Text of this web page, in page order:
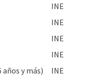
INE
INE
INE
INE
años y más) INE